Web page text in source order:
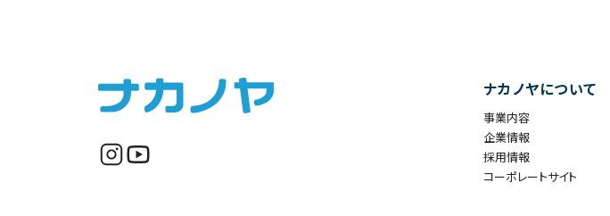
ナカノヤについて
事業内容
企業情報
採用情報
コーポレートサイト